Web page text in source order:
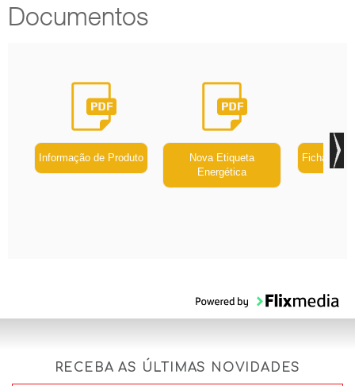
Documentos
Informação de Produto
Nova Etiqueta
Energética
Ficha de
RECEBA AS ÚLTIMAS NOVIDADES